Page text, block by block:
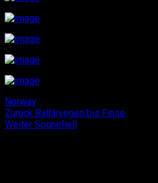
Norway
Beitragsnavigation
Zurück Vorheriger
Beitrag:
Rallarvegen bis Finse
Weiter Nächster
Sognefjell